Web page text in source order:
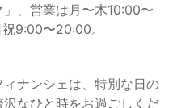
、営業は月〜木10:00〜
9:00〜20:00。
ナンシェは、特別な日の
なひと時をお過ごしくだ